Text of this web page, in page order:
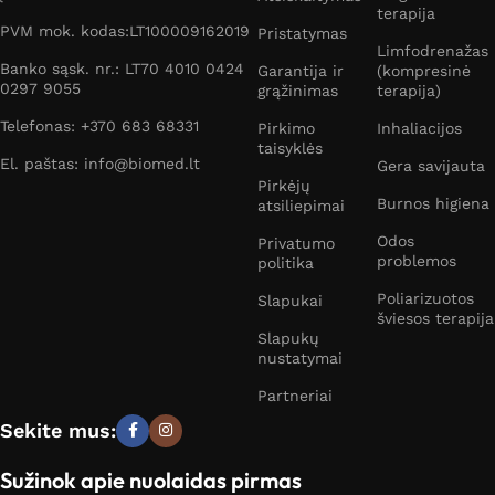
PVM mok. kodas:LT100009162019
Banko sąsk. nr.: LT70 4010 0424
0297 9055
Telefonas: +370 683 68331
El. paštas: info@biomed.lt
Pristatymas
Garantija ir
grąžinimas
Pirkimo
taisyklės
Pirkėjų
atsiliepimai
Privatumo
politika
Slapukai
Slapukų
nustatymai
Partneriai
terapija
Limfodrenažas
(kompresinė
terapija)
Inhaliacijos
Gera savijauta
Burnos higiena
Odos
problemos
Poliarizuotos
šviesos terapija
Sekite mus:
Sužinok apie nuolaidas pirmas